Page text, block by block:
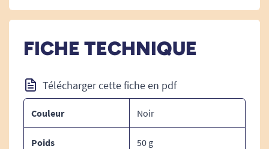
Caractéristiques techniques de
l'aide trottoir pour
déambulateur Let's Go Out /
Let's Fly
Couleur : noir
FICHE TECHNIQUE
Télécharger cette fiche en pdf
Couleur Noir
Poids 50 g